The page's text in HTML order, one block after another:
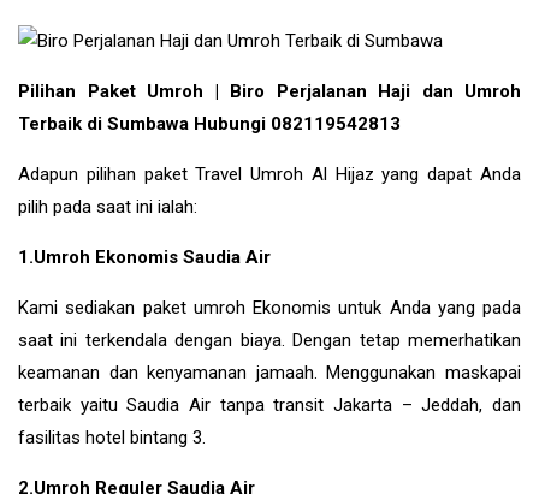
Pilihan Paket Umroh | Biro Perjalanan Haji dan Umroh
Terbaik di Sumbawa Hubungi 082119542813
Adapun pilihan paket Travel Umroh Al Hijaz yang dapat Anda
pilih pada saat ini ialah:
1.Umroh Ekonomis Saudia Air
Kami sediakan paket umroh Ekonomis untuk Anda yang pada
saat ini terkendala dengan biaya. Dengan tetap memerhatikan
keamanan dan kenyamanan jamaah. Menggunakan maskapai
terbaik yaitu Saudia Air tanpa transit Jakarta – Jeddah, dan
fasilitas hotel bintang 3.
2.Umroh Reguler Saudia Air